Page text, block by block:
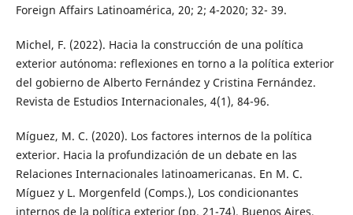
Foreign Affairs Latinoamérica, 20; 2; 4-2020; 32- 39.
Michel, F. (2022). Hacia la construcción de una política
exterior autónoma: reflexiones en torno a la política exterior
del gobierno de Alberto Fernández y Cristina Fernández.
Revista de Estudios Internacionales, 4(1), 84-96.
Míguez, M. C. (2020). Los factores internos de la política
exterior. Hacia la profundización de un debate en las
Relaciones Internacionales latinoamericanas. En M. C.
Míguez y L. Morgenfeld (Comps.), Los condicionantes
internos de la política exterior (pp. 21-74). Buenos Aires,